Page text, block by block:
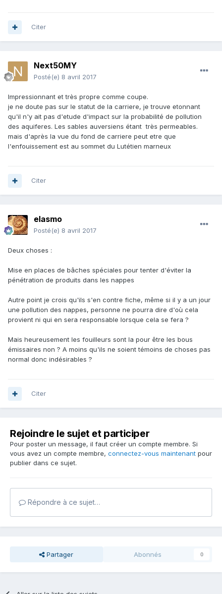
Citer
Next50MY
Posté(e) 8 avril 2017
Impressionnant et très propre comme coupe.
je ne doute pas sur le statut de la carriere, je trouve etonnant
qu'il n'y ait pas d'etude d'impact sur la probabilité de pollution
des aquiferes. Les sables auversiens étant très permeables.
mais d'après la vue du fond de carriere peut etre que
l'enfouissement est au sommet du Lutétien marneux
Citer
elasmo
Posté(e) 8 avril 2017
Deux choses :
Mise en places de bâches spéciales pour tenter d'éviter la
pénétration de produits dans les nappes
Autre point je crois qu'ils s'en contre fiche, même si il y a un jour
une pollution des nappes, personne ne pourra dire d'où cela
provient ni qui en sera responsable lorsque cela se fera ?
Mais heureusement les fouilleurs sont la pour être les bous
émissaires non ? A moins qu'ils ne soient témoins de choses pas
normal donc indésirables ?
Citer
Rejoindre le sujet et participer
Pour poster un message, il faut créer un compte membre. Si
vous avez un compte membre, connectez-vous maintenant pour
publier dans ce sujet.
Répondre à ce sujet…
Partager Abonnés 0